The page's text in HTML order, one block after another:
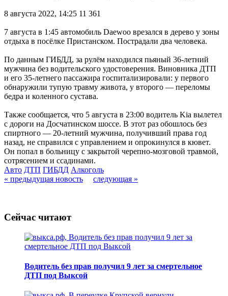
8 августа 2022, 14:25 11 361
7 августа в 1:45 автомобиль Daewoo врезался в дерево у зоны
отдыха в посёлке Пристанском. Пострадали два человека.
По данным ГИБДД, за рулём находился пьяный 36-летний
мужчина без водительского удостоверения. Виновника ДТП
и его 35-летнего пассажира госпитализировали: у первого
обнаружили тупую травму живота, у второго — переломы
бедра и коленного сустава.
Также сообщается, что 5 августа в 23:00 водитель Kia вылетел
с дороги на Досчатинском шоссе. В этот раз обошлось без
спиртного — 20-летний мужчина, получивший права год
назад, не справился с управлением и опрокинулся в кювет.
Он попал в больницу с закрытой черепно-мозговой травмой,
сотрясением и ссадинами.
Авто ДТП ГИБДД Алкоголь
« предыдущая новость
следующая »
Сейчас читают
Водитель без прав получил 9 лет за смертельное
ДТП под Выксой